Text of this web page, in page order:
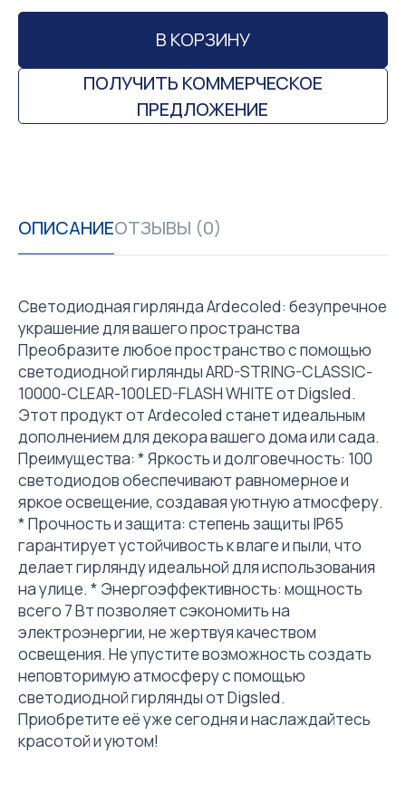
В КОРЗИНУ
ПОЛУЧИТЬ КОММЕРЧЕСКОЕ
ПРЕДЛОЖЕНИЕ
ОПИСАНИЕОТЗЫВЫ (0)
Светодиодная гирлянда Ardecoled: безупречное
украшение для вашего пространства
Преобразите любое пространство с помощью
светодиодной гирлянды ARD-STRING-CLASSIC-
10000-CLEAR-100LED-FLASH WHITE от Digsled.
Этот продукт от Ardecoled станет идеальным
дополнением для декора вашего дома или сада.
Преимущества: * Яркость и долговечность: 100
светодиодов обеспечивают равномерное и
яркое освещение, создавая уютную атмосферу.
* Прочность и защита: степень защиты IP65
гарантирует устойчивость к влаге и пыли, что
делает гирлянду идеальной для использования
на улице. * Энергоэффективность: мощность
всего 7 Вт позволяет сэкономить на
электроэнергии, не жертвуя качеством
освещения. Не упустите возможность создать
неповторимую атмосферу с помощью
светодиодной гирлянды от Digsled.
Приобретите её уже сегодня и наслаждайтесь
красотой и уютом!